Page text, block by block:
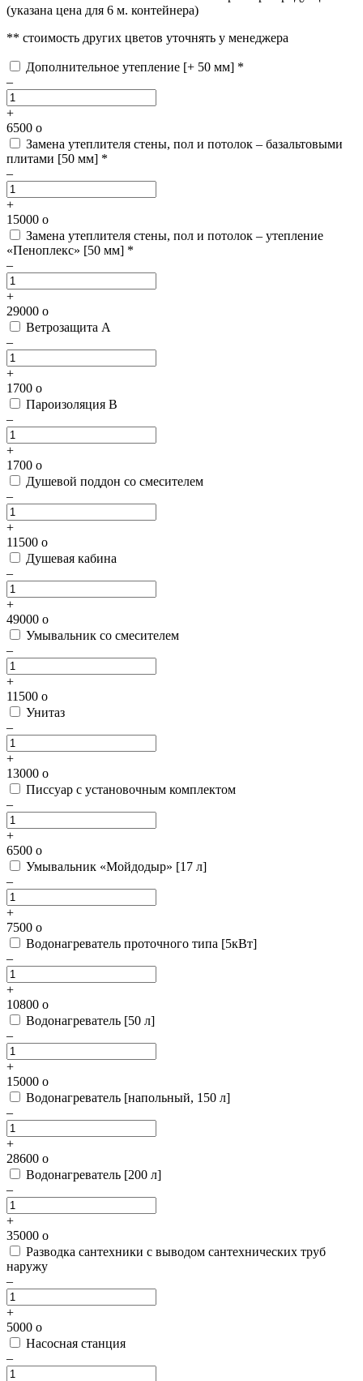
(указана цена для 6 м. контейнера)
** стоимость других цветов уточнять у менеджера
Дополнительное утепление [+ 50 мм] *
–
+
6500 o
Замена утеплителя стены, пол и потолок – базальтовыми
плитами [50 мм] *
–
+
15000 o
Замена утеплителя стены, пол и потолок – утепление
«Пеноплекс» [50 мм] *
–
+
29000 o
Ветрозащита А
–
+
1700 o
Пароизоляция В
–
+
1700 o
Душевой поддон со смесителем
–
+
11500 o
Душевая кабина
–
+
49000 o
Умывальник со смесителем
–
+
11500 o
Унитаз
–
+
13000 o
Писсуар с установочным комплектом
–
+
6500 o
Умывальник «Мойдодыр» [17 л]
–
+
7500 o
Водонагреватель проточного типа [5кВт]
–
+
10800 o
Водонагреватель [50 л]
–
+
15000 o
Водонагреватель [напольный, 150 л]
–
+
28600 o
Водонагреватель [200 л]
–
+
35000 o
Разводка сантехники с выводом сантехнических труб
наружу
–
+
5000 o
Насосная станция
–